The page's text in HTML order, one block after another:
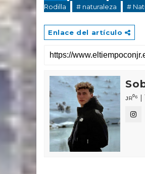
Rodilla
# naturaleza #
Enlace del artículo
ᴊʀ⁰⁶